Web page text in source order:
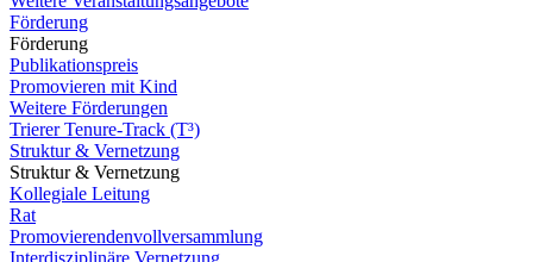
Förderung
Förderung
Publikationspreis
Promovieren mit Kind
Weitere Förderungen
Trierer Tenure-Track (T³)
Struktur & Vernetzung
Struktur & Vernetzung
Kollegiale Leitung
Rat
Promovierendenvollversammlung
Interdisziplinäre Vernetzung